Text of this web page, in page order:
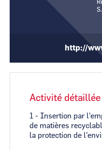
CCI Business
Pays de la Loire
CCI Business
Pays de la Loire
http://
Activité détaillée
1 - Insertion par
de matières
la protection de